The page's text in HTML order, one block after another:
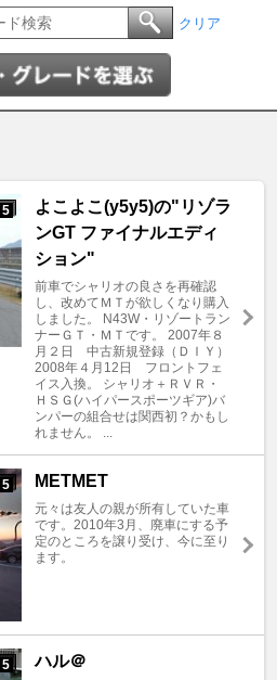
クリア
5
よこよこ(y5y5)の"リゾラ
ンGT ファイナルエディ
ション"
前車でシャリオの良さを再確認
し、改めてＭＴが欲しくなり購入
しました。 N43W・リゾートラン
ナーＧＴ・ＭＴです。 2007年８
月２日 中古新規登録（ＤＩＹ）
2008年４月12日 フロントフェ
イス入換。 シャリオ＋ＲＶＲ・
ＨＳＧ(ハイパースポーツギア)バ
ンパーの組合せは関西初？かもし
れません。 ...
5 METMET
元々は友人の親が所有していた車
です。2010年3月、廃車にする予
定のところを譲り受け、今に至り
ます。
5 ハル＠